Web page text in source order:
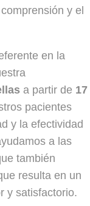
y el
en la
a partir de 17
pacientes
y la efectividad
a las
también
resulta en un
y satisfactorio.